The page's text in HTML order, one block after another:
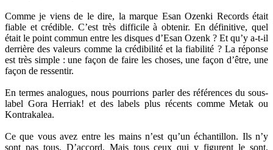
Comme je viens de le dire, la marque Esan Ozenki Records était
fiable et crédible. C’est très difficile à obtenir. En définitive, quel
était le point commun entre les disques d’Esan Ozenk ? Et qu’y a-t-il
derrière des valeurs comme la crédibilité et la fiabilité ? La réponse
est très simple : une façon de faire les choses, une façon d’être, une
façon de ressentir.
En termes analogues, nous pourrions parler des références du sous-
label Gora Herriak! et des labels plus récents comme Metak ou
Kontrakalea.
Ce que vous avez entre les mains n’est qu’un échantillon. Ils n’y
sont pas tous. D’accord. Mais tous ceux qui y figurent le sont.